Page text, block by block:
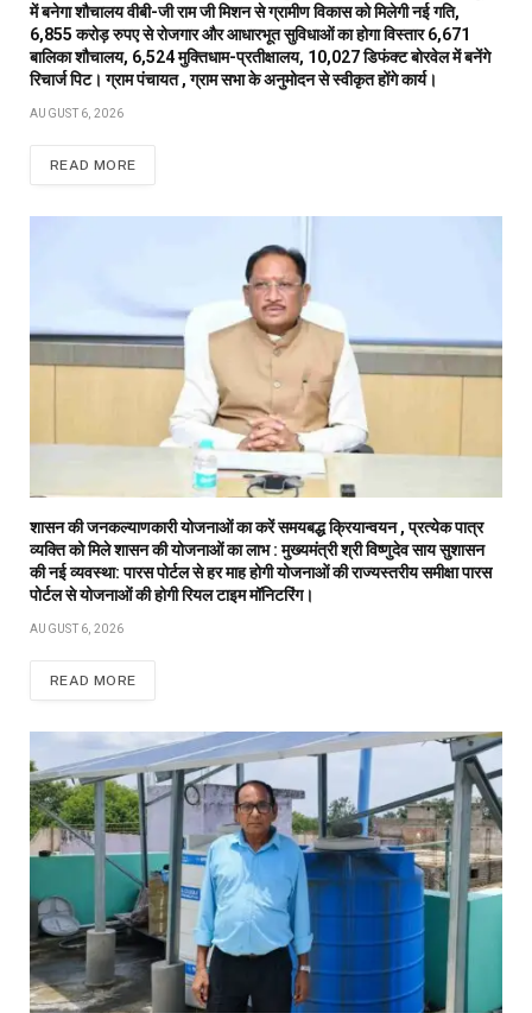
में बनेगा शौचालय वीबी-जी राम जी मिशन से ग्रामीण विकास को मिलेगी नई गति,
6,855 करोड़ रुपए से रोजगार और आधारभूत सुविधाओं का होगा विस्तार 6,671
बालिका शौचालय, 6,524 मुक्तिधाम-प्रतीक्षालय, 10,027 डिफंक्ट बोरवेल में बनेंगे
रिचार्ज पिट। ग्राम पंचायत , ग्राम सभा के अनुमोदन से स्वीकृत होंगे कार्य।
AUGUST 6, 2026
READ MORE
शासन की जनकल्याणकारी योजनाओं का करें समयबद्ध क्रियान्वयन , प्रत्येक पात्र
व्यक्ति को मिले शासन की योजनाओं का लाभ : मुख्यमंत्री श्री विष्णुदेव साय सुशासन
की नई व्यवस्था: पारस पोर्टल से हर माह होगी योजनाओं की राज्यस्तरीय समीक्षा पारस
पोर्टल से योजनाओं की होगी रियल टाइम मॉनिटरिंग।
AUGUST 6, 2026
READ MORE